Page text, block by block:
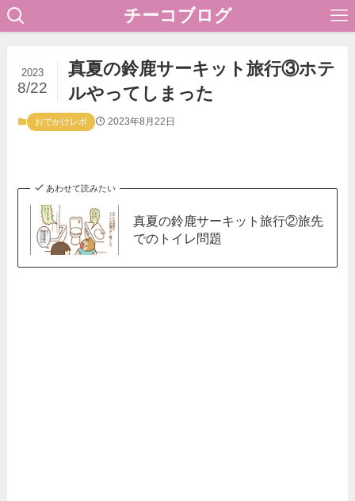
チーコブログ
真夏の鈴鹿サーキット旅行③ホテ
ルやってしまった
2023
8/22
おでかけレポ 2023年8月22日
あわせて読みたい
真夏の鈴鹿サーキット旅行②旅先
でのトイレ問題